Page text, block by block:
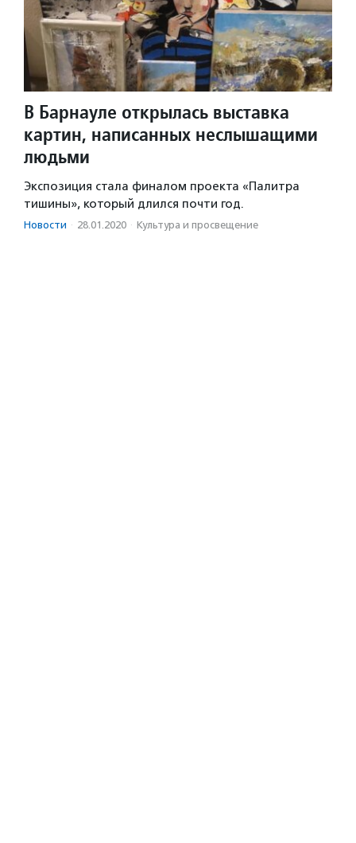
В Барнауле открылась выставка
картин, написанных неслышащими
людьми
Экспозиция стала финалом проекта «Палитра
тишины», который длился почти год.
Новости · 28.01.2020 · Культура и просвещение